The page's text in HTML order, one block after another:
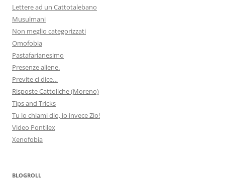
Lettere ad un Cattotalebano
Musulmani
Non meglio categorizzati
Omofobia
Pastafarianesimo
Presenze aliene.
Previte ci dice…
Risposte Cattoliche (Moreno)
Tips and Tricks
Tu lo chiami dio, io invece Zio!
Video Pontilex
Xenofobia
BLOGROLL